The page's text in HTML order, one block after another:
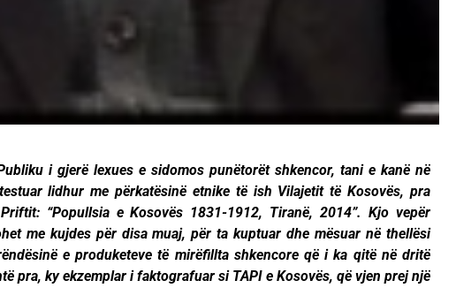
i gjerë lexues e sidomos punëtorët shkencor, tani e kanë në
lidhur me përkatësinë etnike të ish Vilajetit të Kosovës, pra
“Popullsia e Kosovës 1831-1912, Tiranë, 2014”. Kjo vepër
me kujdes për disa muaj, për ta kuptuar dhe mësuar në thellësi
e produketeve të mirëfillta shkencore që i ka qitë në dritë
pra, ky ekzemplar i faktografuar si TAPI e Kosovës, që vjen prej një